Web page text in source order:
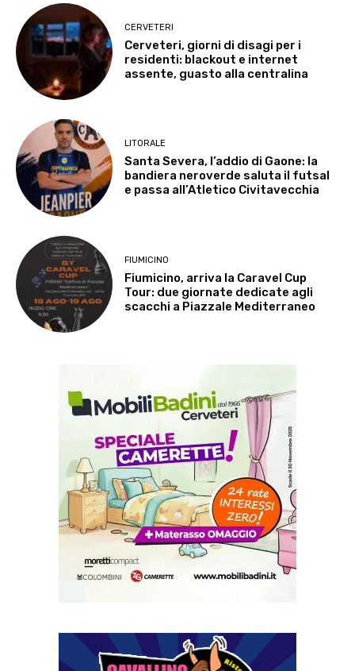
CERVETERI
Cerveteri, giorni di disagi per i
residenti: blackout e internet
assente, guasto alla centralina
LITORALE
Santa Severa, l’addio di Gaone: la
bandiera neroverde saluta il futsal
e passa all’Atletico Civitavecchia
FIUMICINO
Fiumicino, arriva la Caravel Cup
Tour: due giornate dedicate agli
scacchi a Piazzale Mediterraneo